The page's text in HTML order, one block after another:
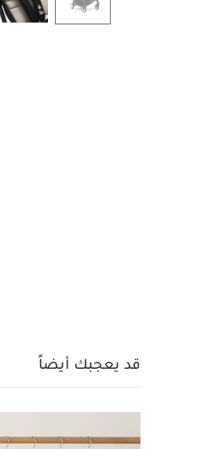
قد يعجبك أيضاً